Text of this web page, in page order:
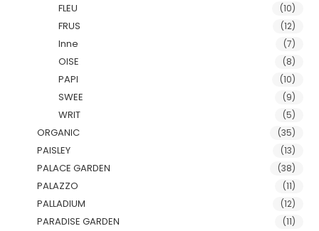
FLEU (10)
FRUS (12)
Inne (7)
OISE (8)
PAPI (10)
SWEE (9)
WRIT (5)
ORGANIC (35)
PAISLEY (13)
PALACE GARDEN (38)
PALAZZO (11)
PALLADIUM (12)
PARADISE GARDEN (11)